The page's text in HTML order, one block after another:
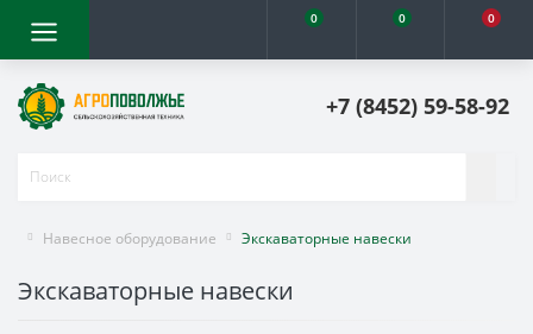
0 0 0
+7 (8452) 59-58-92
Навесное оборудование Экскаваторные навески
Экскаваторные навески